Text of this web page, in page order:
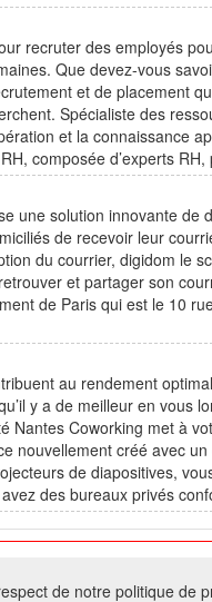
recruter des employés
Que devez-vous
et de placement
Spécialiste des
et la connaissance
composée d’experts
une solution innovante de
de recevoir leur
du courrier, digidom le
et partager son
de Paris qui est le 10
au rendement
y a de meilleur en vous
Coworking met à
nouvellement créé avec
de diapositives,
des bureaux privés
est interdite sans accord du
de notre politique de